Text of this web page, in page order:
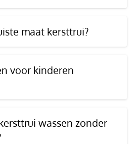
maat kersttrui?
voor kinderen
wassen zonder